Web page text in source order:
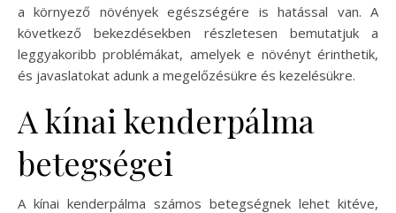
a környező növények egészségére is hatással van. A
következő bekezdésekben részletesen bemutatjuk a
leggyakoribb problémákat, amelyek e növényt érinthetik,
és javaslatokat adunk a megelőzésükre és kezelésükre.
A kínai kenderpálma
betegségei
A kínai kenderpálma számos betegségnek lehet kitéve,